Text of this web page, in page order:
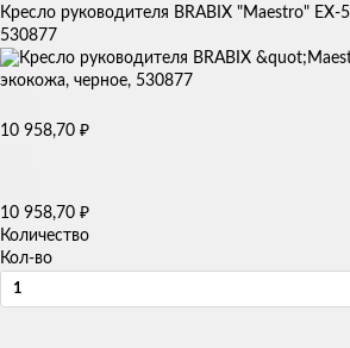
Кресло руководителя BRABIX "Maestro" EX-
530877
10 958,70 ₽
10 958,70 ₽
Количество
Кол-во